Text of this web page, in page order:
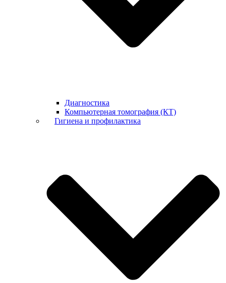
Диагностика
Компьютерная томография (КТ)
Гигиена и профилактика